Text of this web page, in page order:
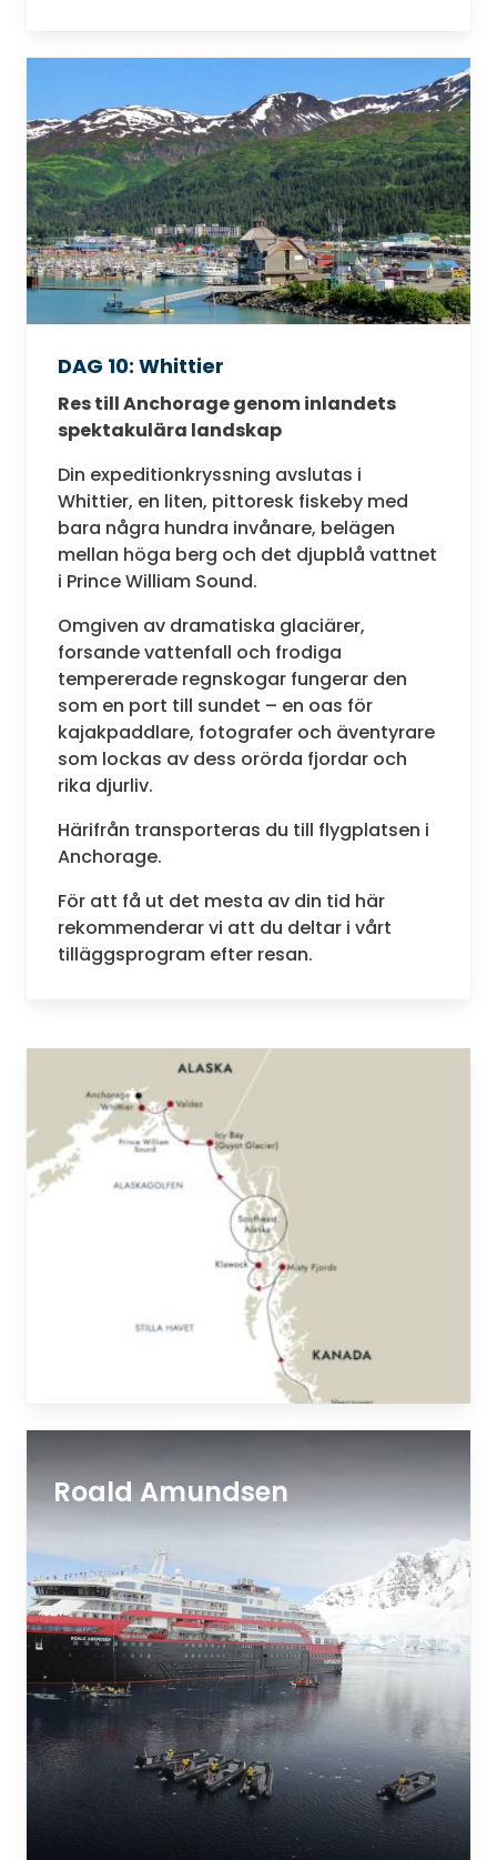
DAG 10: Whittier
Res till Anchorage genom inlandets
spektakulära landskap
Din expeditionkryssning avslutas i
Whittier, en liten, pittoresk fiskeby med
bara några hundra invånare, belägen
mellan höga berg och det djupblå vattnet
i Prince William Sound.
Omgiven av dramatiska glaciärer,
forsande vattenfall och frodiga
tempererade regnskogar fungerar den
som en port till sundet – en oas för
kajakpaddlare, fotografer och äventyrare
som lockas av dess orörda fjordar och
rika djurliv.
Härifrån transporteras du till flygplatsen i
Anchorage.
För att få ut det mesta av din tid här
rekommenderar vi att du deltar i vårt
tilläggsprogram efter resan.
Roald Amundsen